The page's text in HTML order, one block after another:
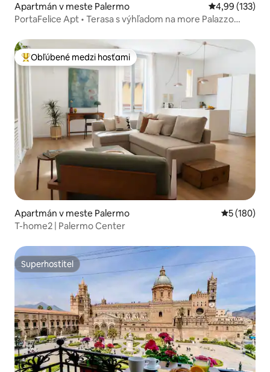
Apartmán v meste Palermo Priemerné
4,99 (133)
PortaFelice Apt • Terasa s výhľadom na more Palazzo
Najobľúbenejšie medzi hosťami
Obľúbené medzi hosťami
Apartmán v meste Palermo Priemerné
5 (180)
T-home2 | Palermo Center
Superhostiteľ
Superhostiteľ